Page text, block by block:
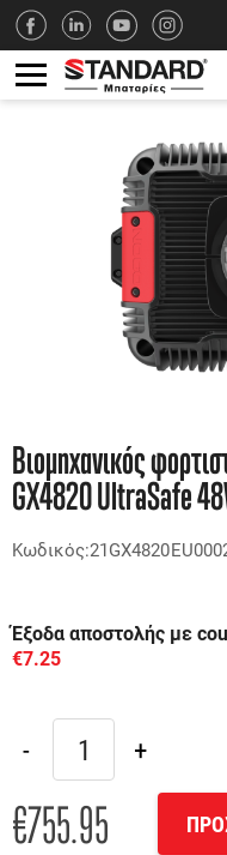
Βιομηχανικός
GX4820 UltraSafe
Έξοδα αποστολής με
€7.25
€755.95